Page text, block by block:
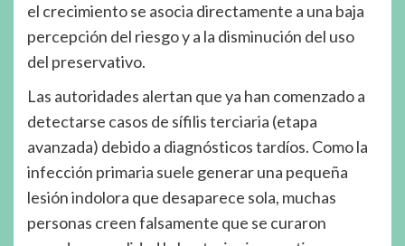
el crecimiento se asocia directamente a una baja
percepción del riesgo y a la disminución del uso
del preservativo.
Las autoridades alertan que ya han comenzado a
detectarse casos de sífilis terciaria (etapa
avanzada) debido a diagnósticos tardíos. Como la
infección primaria suele generar una pequeña
lesión indolora que desaparece sola, muchas
personas creen falsamente que se curaron